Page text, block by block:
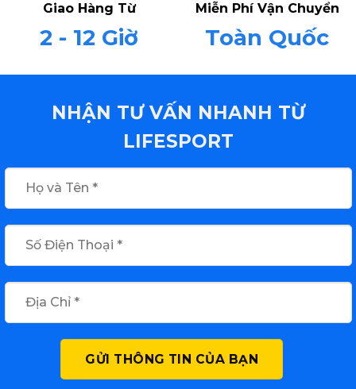
Giao Hàng Từ
2 - 12 Giờ
Miễn Phí Vận Chuyển
Toàn Quốc
NHẬN TƯ VẤN NHANH TỪ
LIFESPORT